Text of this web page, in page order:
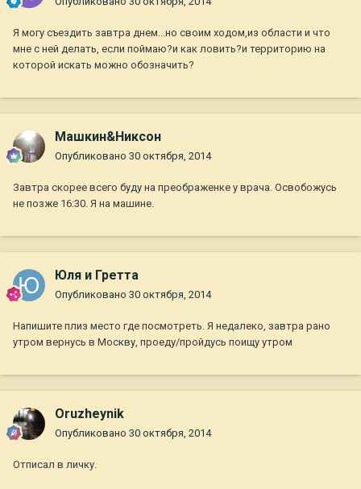
Я могу съездить завтра днем...но своим ходом,из области и что
мне с ней делать, если поймаю?и как ловить?и территорию на
которой искать можно обозначить?
Машкин&Никсон
Опубликовано 30 октября, 2014
Завтра скорее всего буду на преображенке у врача. Освобожусь
не позже 16:30. Я на машине.
Юля и Гретта
Опубликовано 30 октября, 2014
Напишите плиз место где посмотреть. Я недалеко, завтра рано
утром вернусь в Москву, проеду/пройдусь поищу утром
Oruzheynik
Опубликовано 30 октября, 2014
Отписал в личку.